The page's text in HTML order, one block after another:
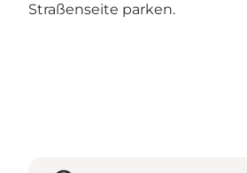
Straßenseite parken.